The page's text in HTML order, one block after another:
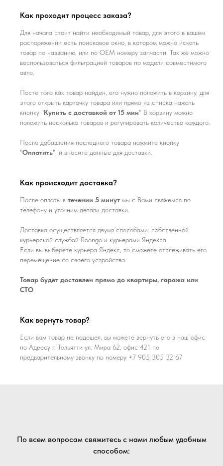
Как проходит процесс заказа?
Для начала стоит найти необходимый товар, для этого в вашем
распоряжении есть поисковое окно, в котором можно искать
товар по названию, или по ОЕМ номеру запчасти. Так же можно
воспользоваться фильтрацией товаров по модели совместимого
авто.
Посте того как товар найден, его нужно положить в корзину, для
этого открыть карточку товара или прямо из списка нажать
кнопку "Купить с доставкой от 15 мин" В корзину можно
положить несколько товаров и регулировать количество каждого.
После добавления последнего товара нажмите кнопку
"Оплатить", и внесите данные для доставки.
Как происходит доставка?
После оплаты в течении 5 минут мы с Вами свяжемся по
телефону и уточним детали доставки.
Доставка осуществляется двумя способами: собственной
курьерской службой Roongo и курьерами Яндекса.
Если вы выберете курьера Яндекс, то сможете отслеживать его
перемещение со своего устройства.
Товар будет доставлен прямо до квартиры, гаража или
СТО
Как вернуть товар?
Если вам товар не подошел, вы можете вернуть его в наш офис
по Адресу г. Тольятти ул. Мира 62, офис 421 по
предварительному звонку по номеру +7 905 305 32 67
По всем вопросам свяжитесь с нами любым удобным
способом: